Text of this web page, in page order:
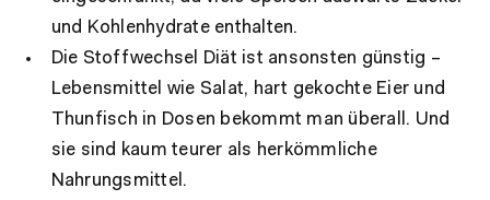
und Kohlenhydrate enthalten.
Die Stoffwechsel Diät ist ansonsten günstig –
Lebensmittel wie Salat, hart gekochte Eier und
Thunfisch in Dosen bekommt man überall. Und
sie sind kaum teurer als herkömmliche
Nahrungsmittel.